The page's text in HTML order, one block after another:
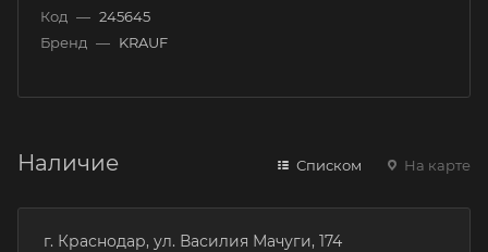
Код — 245645
Бренд — KRAUF
Наличие Списком На карте
г. Краснодар, ул. Василия Мачуги, 174